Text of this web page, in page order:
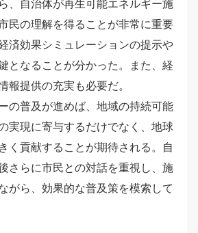
、自治体が再生可能エネルギー施
民の理解を得ることが非常に重要
済効果シミュレーションの提示や
となることが分かった。また、経
報提供の充実も必要だ。
の普及が進めば、地域の持続可能
実現に寄与するだけでなく、地球
く貢献することが期待される。自
さらに市民との対話を重視し、施
がら、効果的な普及策を模索して